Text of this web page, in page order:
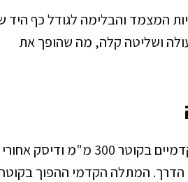
המצמד והבלימה לגודל כף היד
מ"מ מעניק יציבות מעולה ושליטה קלה, מה שהופך את
מערכת הבלמים המתקדמת של האופנוע כוללת שני דיסקים קדמיים בקוטר 300 מ"מ ודיסק אחורי
תנאי הדרך. המתלה הקדמי ההפוך בקוטר